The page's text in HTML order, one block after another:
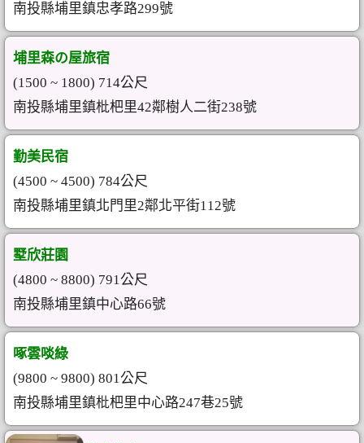
南投縣埔里鎮忠孝路299號
埔里森の屋旅宿
(1500 ~ 1800) 714公尺
南投縣埔里鎮枇杷里42鄰樹人二街238號
勤美民宿
(4500 ~ 4500) 784公尺
南投縣埔里鎮北門里2鄰北平街112號
墅欣莊園
(4800 ~ 8800) 791公尺
南投縣埔里鎮中心路66號
啄雲啖綠
(9800 ~ 9800) 801公尺
南投縣埔里鎮枇杷里中心路247巷25號